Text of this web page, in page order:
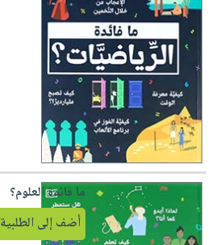
ما فائدة العلوم؟
أضف إلى الطلبية